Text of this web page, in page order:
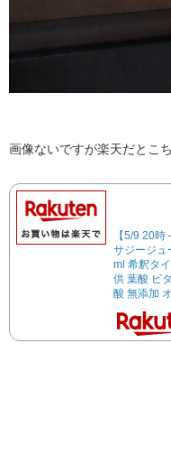
画像ないですが楽天だとこち
【5/9 20
サジージュ
ml 希釈タ
供 葉酸 ビ
酸 無添加